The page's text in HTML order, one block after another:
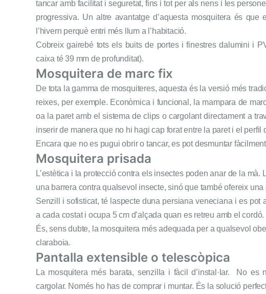
tancar amb facilitat i seguretat, fins i tot per als nens i les
progressiva. Un altre avantatge d’aquesta mosquitera és
l’hivern perquè entri més llum a l’habitació.
Cobreix gairebé tots els buits de portes i finestres dalumini i
caixa té 39 mm de profunditat).
Mosquitera de marc fix
De tota la gamma de mosquiteres, aquesta és la versió més
reixes, per exemple. Econòmica i funcional, la mampara de
oa la paret amb el sistema de clips o cargolant directament a
inserir de manera que no hi hagi cap forat entre la paret i el perfil
Encara que no es pugui obrir o tancar, es pot desmuntar
Mosquitera prisada
L’estètica i la protecció contra els insectes poden anar de la
una barrera contra qualsevol insecte, sinó que també ofereix
Senzill i sofisticat, té laspecte duna persiana veneciana i es pot
a cada costat i ocupa 5 cm d’alçada quan es retreu amb el cordó.
És, sens dubte, la mosquitera més adequada per a qualsevol
claraboia.
Pantalla extensible o telescòpica
La mosquitera més barata, senzilla i fàcil d’instal·lar. No es
cargolar. Només ho has de comprar i muntar. És la solució